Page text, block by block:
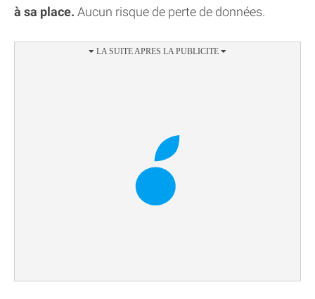
à sa place. Aucun risque de perte de données.